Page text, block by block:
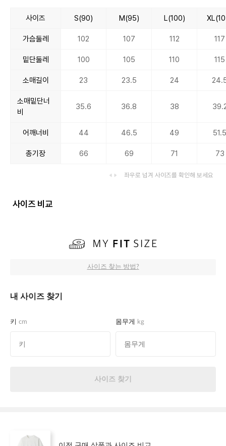
사이즈 S(90) M(95) L(100)
가슴둘레 102 107 112 117
밑단둘레 100 105 110 115
소매길이 23 23.5 24
소매밑단너
비
35.6 36.8 38
어깨너비 44 46.5 49
총기장 66 69 71 73
좌우로 넘겨 사이즈를 확인해 보세요
사이즈 비교